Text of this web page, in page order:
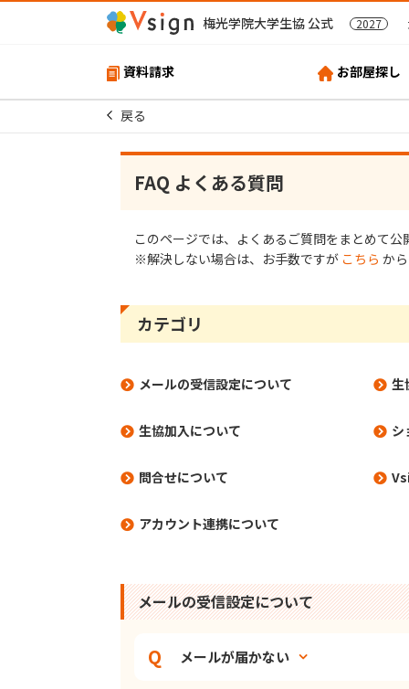
梅光学院大学生協 公式 2027
資料請求 お部屋探し
戻る
FAQ よくある質問
このページでは、よくあるご質問をまとめて公
※解決しない場合は、お⼿数ですが こちら か
カテゴリ
メールの受信設定について 生
生協加入について シ
問合せについて
アカウント連携について
メールの受信設定について
メールが届かない